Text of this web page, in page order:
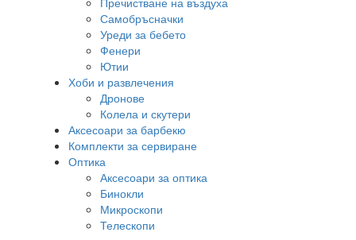
Самобръсначки
Уреди за бебето
Фенери
Ютии
Хоби и развлечения
Дронове
Колела и скутери
Аксесоари за барбекю
Комплекти за сервиране
Оптика
Аксесоари за оптика
Бинокли
Микроскопи
Телескопи